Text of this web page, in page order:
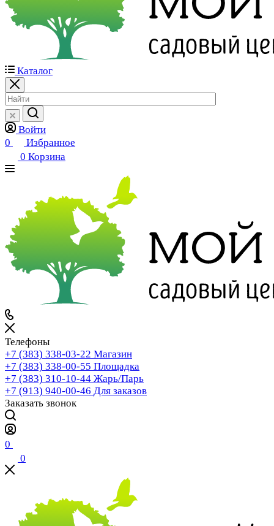
Каталог
Войти
0
Избранное
0 Корзина
Телефоны
+7 (383) 338-03-22 Магазин
+7 (383) 338-00-55 Площадка
+7 (383) 310-10-44 Жарь/Парь
+7 (913) 940-00-46 Для заказов
Заказать звонок
0
0